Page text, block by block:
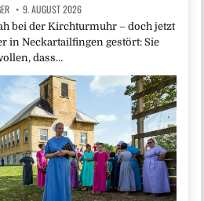
9. AUGUST 2026
bei der Kirchturmuhr – doch jetzt
in Neckartailfingen gestört: Sie
dass…